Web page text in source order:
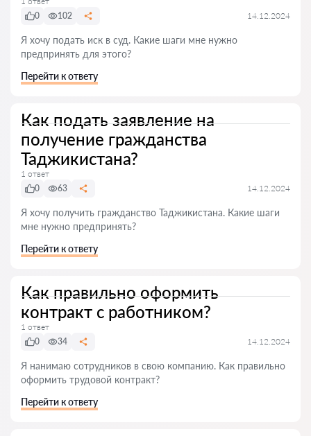
0
102 14.12.2024
Я хочу подать иск в суд. Какие шаги мне нужно
предпринять для этого?
Перейти к ответу
Как подать заявление на
получение гражданства
Таджикистана?
1 ответ
0
63 14.12.2024
Я хочу получить гражданство Таджикистана. Какие шаги
мне нужно предпринять?
Перейти к ответу
Как правильно оформить
контракт с работником?
1 ответ
0
34 14.12.2024
Я нанимаю сотрудников в свою компанию. Как правильно
оформить трудовой контракт?
Перейти к ответу